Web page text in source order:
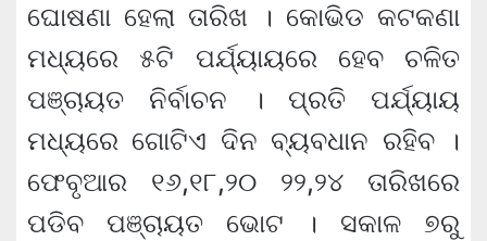
ଘୋଷଣା ହେଲା ତାରିଖ । କୋଭିଡ କଟକଣା
ମଧ୍ୟରେ ୫ଟି ପର୍ଯ୍ୟାୟରେ ହେବ ଚଳିତ
ପଞ୍ଚାୟତ ନିର୍ବାଚନ । ପ୍ରତି ପର୍ଯ୍ୟାୟ
ମଧ୍ୟରେ ଗୋଟିଏ ଦିନ ବ୍ୟବଧାନ ରହିବ ।
ଫେବୃଆର ୧୬,୧୮,୨୦ ୨୨,୨୪ ତାରିଖରେ
ପଡିବ ପଞ୍ଚାୟତ ଭୋଟ । ସକାଳ ୭ରୁ